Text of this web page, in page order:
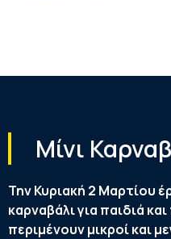
Μίνι
Την Κυριακή 2 Μαρτίου
καρναβάλι για παιδιά
περιμένουν μικροί και